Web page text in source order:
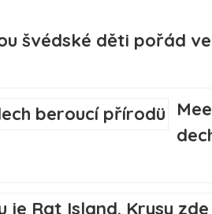
švédské děti pořád